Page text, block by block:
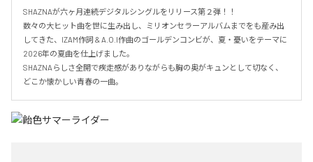
SHAZNAが六ヶ月連続デジタルシングルをリリース第２弾！！
数々の大ヒット曲を世に生み出し、ミリオンセラーアルバムまでをも産み出
してきた、IZAM作詞 & A.O.I作曲のゴールデンコンビが、夏・憂いをテーマに
2026年の夏曲を仕上げました。
SHAZNAらしさ全開で疾走感がありながらも胸の奥がキュンとして切なく、
どこか懐かしい青春の一曲。